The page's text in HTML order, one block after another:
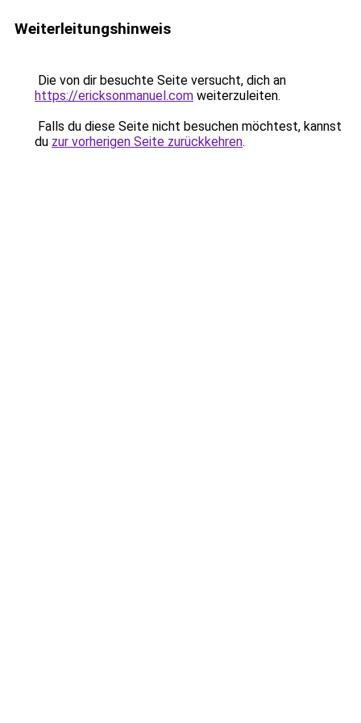
Weiterleitungshinweis
Die von dir besuchte Seite versucht, dich an
https://ericksonmanuel.com weiterzuleiten.
Falls du diese Seite nicht besuchen möchtest, kannst
du zur vorherigen Seite zurückkehren.